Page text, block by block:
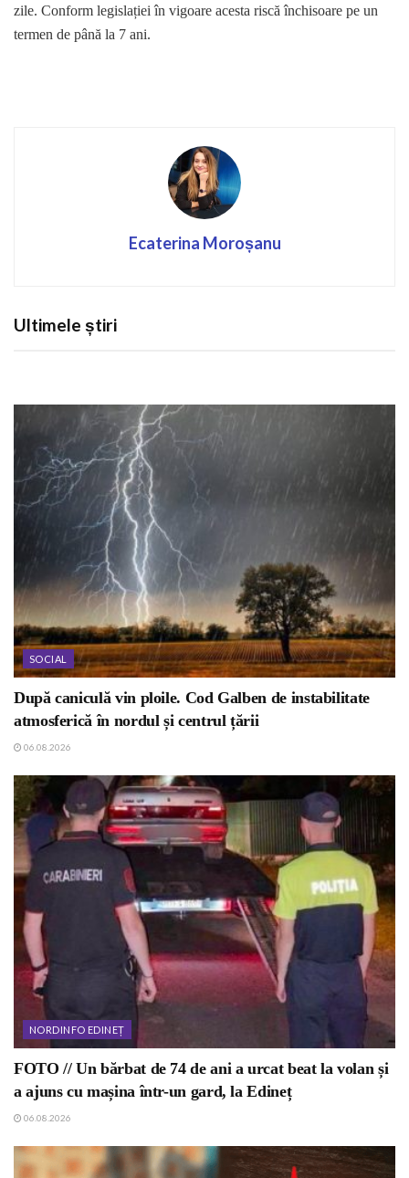
zile. Conform legislației în vigoare acesta riscă închisoare pe un
termen de până la 7 ani.
Ecaterina Moroșanu
Ultimele știri
SOCIAL
După caniculă vin ploile. Cod Galben de instabilitate
atmosferică în nordul și centrul țării
06.08.2026
NORDINFO EDINEȚ
FOTO // Un bărbat de 74 de ani a urcat beat la volan și
a ajuns cu mașina într-un gard, la Edineț
06.08.2026